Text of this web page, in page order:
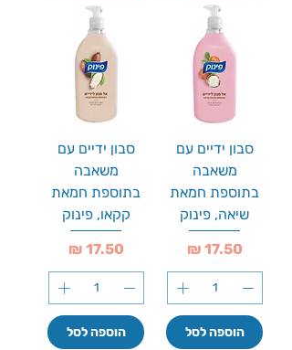
סבון ידיים עם
משאבה
בתוספת חמאת
שיאה, פינוק
מחיר
הוספה לסל
סבון ידיים עם
משאבה
בתוספת חמאת
קקאו, פינוק
מחיר
הוספה לסל